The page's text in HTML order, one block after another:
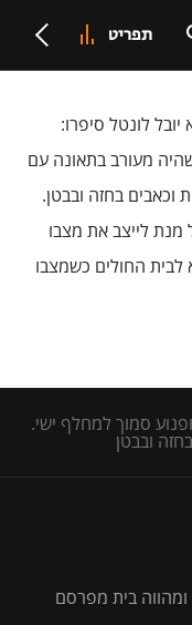
תפריט
לונטל סיפרו:
מעורב בתאונה עם
בחזה ובבטן.
מנת לייצב את מצבו
לבית החולים כשמצבו
סמוך למחלף ישי.
ומהווה בית מפרסם